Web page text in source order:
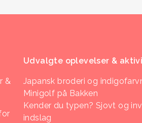
&
Udvalgte oplevelser &
Japansk broderi og
Minigolf på Bakken
Kender du typen? Sjovt og
indslag